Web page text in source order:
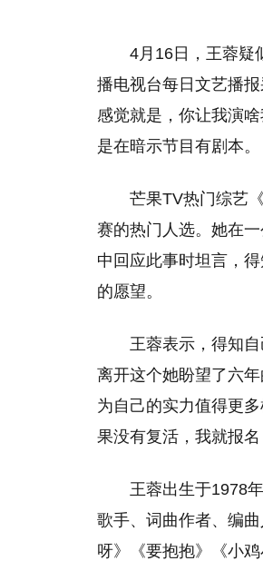
4月16日，王蓉疑
播电视台每日文艺播
感觉就是，你让我演
是在暗示节目有剧本。
芒果TV热门综艺
赛的热门人选。她在
中回应此事时坦言，
的愿望。
王蓉表示，得知
离开这个她盼望了六
为自己的实力值得更
果没有复活，我就报
王蓉出生于1978
歌手、词曲作者、编
呀》《要抱抱》《小鸡